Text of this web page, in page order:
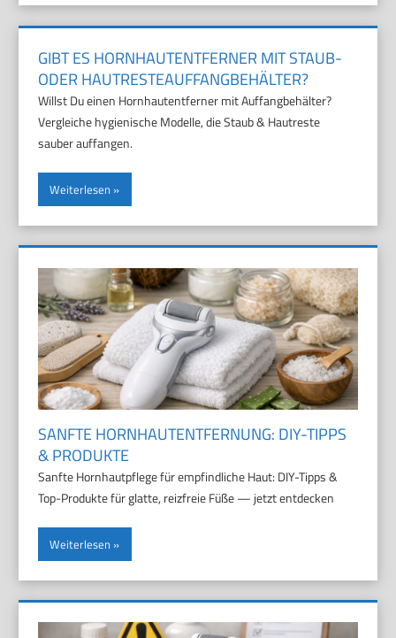
GIBT ES HORNHAUTENTFERNER MIT STAUB-
ODER HAUTRESTEAUFFANGBEHÄLTER?
Willst Du einen Hornhautentferner mit Auffangbehälter?
Vergleiche hygienische Modelle, die Staub & Hautreste
sauber auffangen.
Weiterlesen
SANFTE HORNHAUTENTFERNUNG: DIY-TIPPS
& PRODUKTE
Sanfte Hornhautpflege für empfindliche Haut: DIY-Tipps &
Top-Produkte für glatte, reizfreie Füße — jetzt entdecken
Weiterlesen